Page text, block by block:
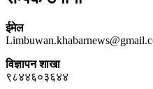
ईमेल
विज्ञापन शाखा
९८४४६०३६४४